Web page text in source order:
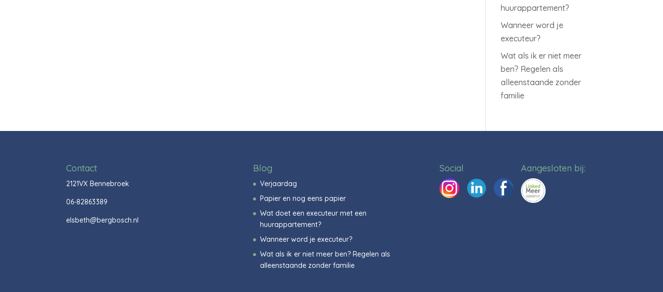
huurappartement?
Wanneer word je
executeur?
Wat als ik er niet meer
ben? Regelen als
alleenstaande zonder
familie
Contact
2121VX Bennebroek
06-82863389
elsbeth@bergbosch.nl
Blog
Verjaardag
Papier en nog eens papier
Wat doet een executeur met een
huurappartement?
Wanneer word je executeur?
Wat als ik er niet meer ben? Regelen als
alleenstaande zonder familie
Social Aangesloten bij: